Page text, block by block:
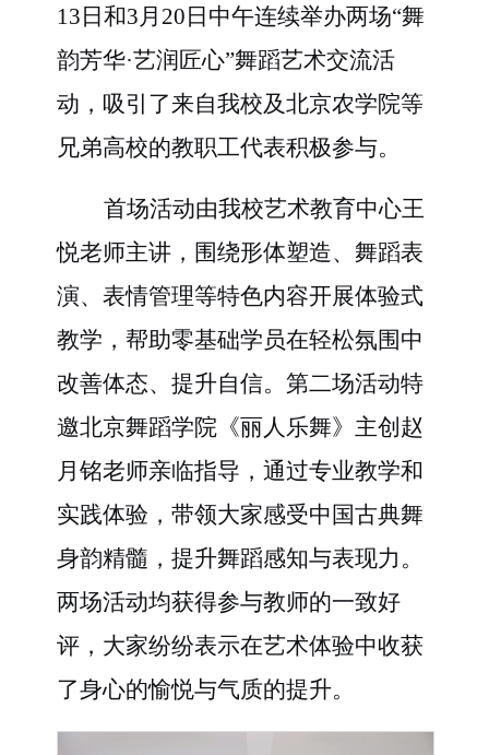
13日和3月20日中午连续举办两场“舞
韵芳华·艺润匠心”舞蹈艺术交流活
动，吸引了来自我校及北京农学院等
兄弟高校的教职工代表积极参与。
首场活动由我校艺术教育中心王
悦老师主讲，围绕形体塑造、舞蹈表
演、表情管理等特色内容开展体验式
教学，帮助零基础学员在轻松氛围中
改善体态、提升自信。第二场活动特
邀北京舞蹈学院《丽人乐舞》主创赵
月铭老师亲临指导，通过专业教学和
实践体验，带领大家感受中国古典舞
身韵精髓，提升舞蹈感知与表现力。
两场活动均获得参与教师的一致好
评，大家纷纷表示在艺术体验中收获
了身心的愉悦与气质的提升。